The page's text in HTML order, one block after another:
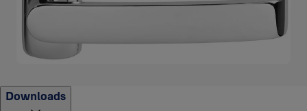
Downloads